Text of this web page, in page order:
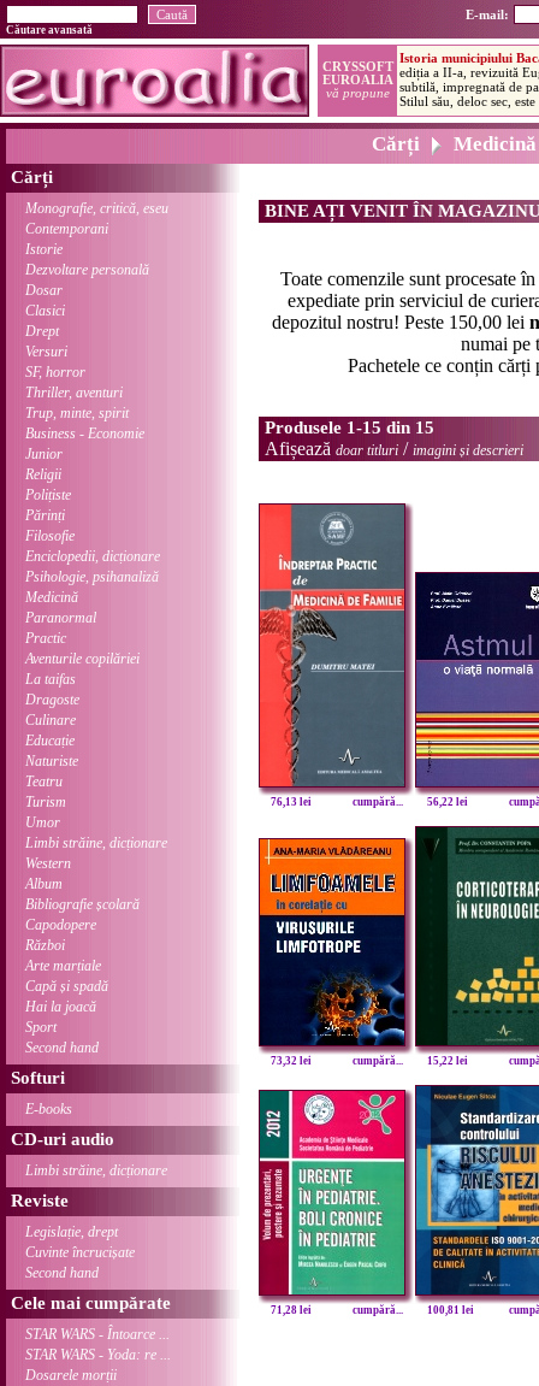
E-mail:
Căutare avansată
Cărți Medicină
Cărți
Monografie, critică, eseu
Contemporani
Istorie
Dezvoltare personală
Dosar
Clasici
Drept
Versuri
SF, horror
Thriller, aventuri
Trup, minte, spirit
Business - Economie
Junior
Religii
Polițiste
Părinți
Filosofie
Enciclopedii, dicționare
Psihologie, psihanaliză
Medicină
Paranormal
Practic
Aventurile copilăriei
La taifas
Dragoste
Culinare
Educație
Naturiste
Teatru
Turism
Umor
Limbi străine, dicționare
Western
Album
Bibliografie școlară
Capodopere
Război
Arte marțiale
Capă și spadă
Hai la joacă
Sport
Second hand
Softuri
E-books
CD-uri audio
Limbi străine, dicționare
Reviste
Legislație, drept
Cuvinte încrucișate
Second hand
Cele mai cumpărate
STAR WARS - Întoarce ...
STAR WARS - Yoda: re ...
Dosarele morții
BINE AȚI VENIT ÎN
Toate comenzile sunt procesate în
expediate prin serviciul de
depozitul nostru! Peste 150,00 lei
numai pe
Pachetele ce conțin cărți
Produsele 1-15 din 15
Afișează doar titluri / imagini și descrieri
76,13 lei cumpără... 56,22 lei
73,32 lei cumpără... 15,22 lei
71,28 lei cumpără... 100,81 lei